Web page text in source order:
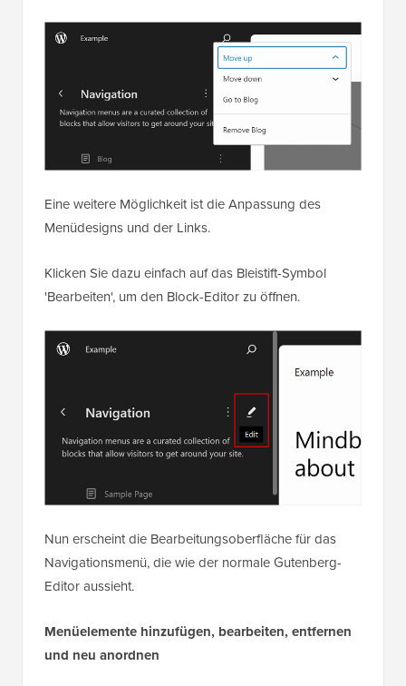
Eine weitere Möglichkeit ist die Anpassung des
Menüdesigns und der Links.
Klicken Sie dazu einfach auf das Bleistift-Symbol
'Bearbeiten', um den Block-Editor zu öffnen.
Nun erscheint die Bearbeitungsoberfläche für das
Navigationsmenü, die wie der normale Gutenberg-
Editor aussieht.
Menüelemente hinzufügen, bearbeiten, entfernen
und neu anordnen